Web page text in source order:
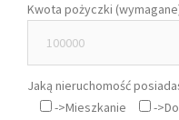
Kwota pożyczki
Jaką nieruchomość
->Mieszkanie
-